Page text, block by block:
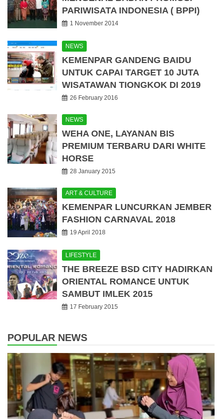
PARIWISATA INDONESIA ( BPPI)
1 November 2014
NEWS
KEMENPAR GANDENG BAIDU
UNTUK CAPAI TARGET 10 JUTA
WISATAWAN TIONGKOK DI 2019
26 February 2016
NEWS
WEHA ONE, LAYANAN BIS
PREMIUM TERBARU DARI WHITE
HORSE
28 January 2015
ART & CULTURE
KEMENPAR LUNCURKAN JEMBER
FASHION CARNAVAL 2018
19 April 2018
LIFESTYLE
THE BREEZE BSD CITY HADIRKAN
ORIENTAL ROMANCE UNTUK
SAMBUT IMLEK 2015
17 February 2015
POPULAR NEWS